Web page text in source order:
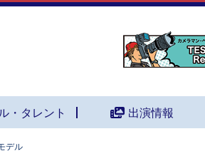
・タレント 出演情報
デル